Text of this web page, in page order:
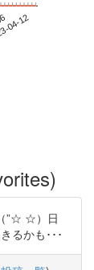
04-12
”☆ ☆）日
るかも･･･